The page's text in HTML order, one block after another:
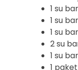
1 su
1 su
1 su
2 su
1 su
1